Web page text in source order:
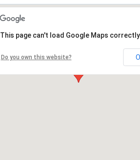
This page can't load Google Maps
Do you own this website?